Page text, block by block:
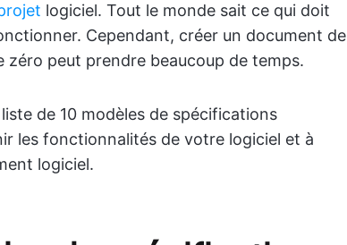
logiciel. Tout le monde sait ce qui doit
Cependant, créer un document de
peut prendre beaucoup de temps.
de 10 modèles de spécifications
les fonctionnalités de votre logiciel et à
logiciel.